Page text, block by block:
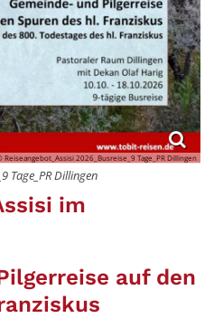
Reiseangebot_Assisi 2026_Busreise_9 Tage_PR Dillingen
Tage_PR Dillingen
im
auf den